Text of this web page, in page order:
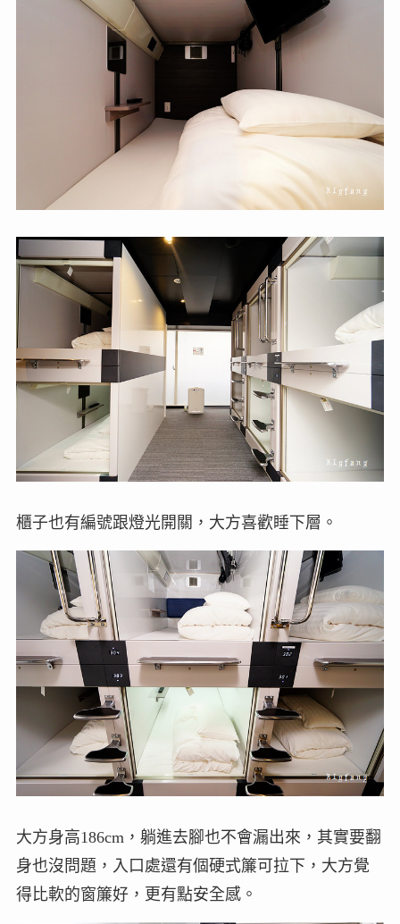
櫃子也有編號跟燈光開關，大方喜歡睡下層。
大方身高186cm，躺進去腳也不會漏出來，其實要翻
身也沒問題，入口處還有個硬式簾可拉下，大方覺
得比軟的窗簾好，更有點安全感。